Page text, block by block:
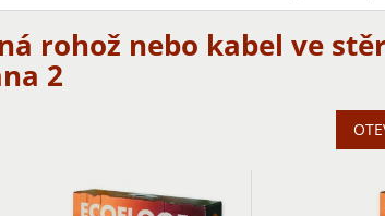
rohož nebo kabel ve
2